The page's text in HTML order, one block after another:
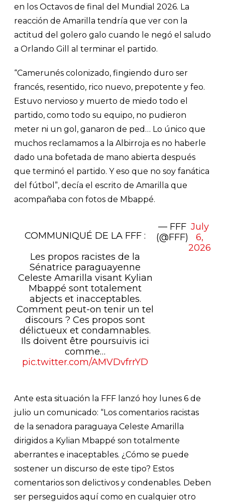
en los Octavos de final del Mundial 2026. La
reacción de Amarilla tendría que ver con la
actitud del golero galo cuando le negó el saludo
a Orlando Gill al terminar el partido.
“Camerunés colonizado, fingiendo duro ser
francés, resentido, rico nuevo, prepotente y feo.
Estuvo nervioso y muerto de miedo todo el
partido, como todo su equipo, no pudieron
meter ni un gol, ganaron de ped… Lo único que
muchos reclamamos a la Albirroja es no haberle
dado una bofetada de mano abierta después
que terminó el partido. Y eso que no soy fanática
del fútbol”, decía el escrito de Amarilla que
acompañaba con fotos de Mbappé.
COMMUNIQUÉ DE LA FFF :
Les propos racistes de la
Sénatrice paraguayenne
Celeste Amarilla visant Kylian
Mbappé sont totalement
abjects et inacceptables.
Comment peut-on tenir un tel
discours ? Ces propos sont
délictueux et condamnables.
Ils doivent être poursuivis ici
comme…
pic.twitter.com/AMVDvfrrYD
— FFF
(@FFF)
July
6,
2026
Ante esta situación la FFF lanzó hoy lunes 6 de
julio un comunicado: “Los comentarios racistas
de la senadora paraguaya Celeste Amarilla
dirigidos a Kylian Mbappé son totalmente
aberrantes e inaceptables. ¿Cómo se puede
sostener un discurso de este tipo? Estos
comentarios son delictivos y condenables. Deben
ser perseguidos aquí como en cualquier otro